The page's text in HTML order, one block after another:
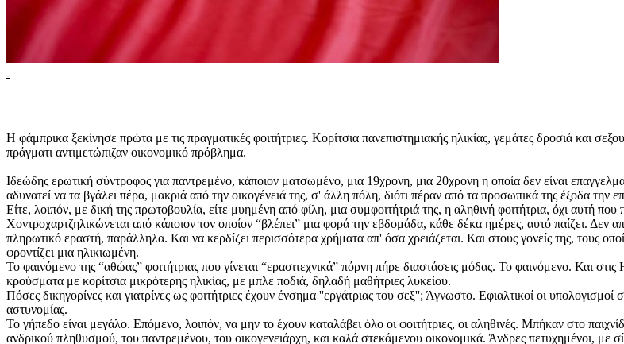
Η φάμπρικα ξεκίνησε πρώτα με τις πραγματικές φοιτήτριες. Κορίτσια πανεπιστημιακής ηλικίας, γεμάτες δροσιά και
πράγματι αντιμετώπιζαν οικονομικό πρόβλημα.
Ιδεώδης ερωτική σύντροφος για παντρεμένο, κάποιον ματσωμένο, μια 19χρονη, μια 20χρονη η οποία δεν είναι
αδυνατεί να τα βγάλει πέρα, μακριά από την οικογένειά της, σ' άλλη πόλη, διότι πέραν από τα προσωπικά της έξοδα την
Είτε, λοιπόν, με δική της πρωτοβουλία, είτε μυημένη από φίλη, μια συμφοιτήτριά της, η αληθινή φοιτήτρια, όχι αυτή
Χοντροχαρτζηλικώνεται από κάποιον τον οποίον “βλέπει” μια φορά την εβδομάδα, κάθε δέκα ημέρες, αυτό παίζει. Δεν
πληρωτικό εραστή, παράλληλα. Και να κερδίζει περισσότερα χρήματα απ' όσα χρειάζεται. Και στους γονείς της, τους
φροντίζει μια ηλικιωμένη.
Το φαινόμενο της “αθώας” φοιτήτριας που γίνεται “ερασιτεχνικά” πόρνη πήρε διαστάσεις μόδας. Το φαινόμενο. Και
κρούσματα με κορίτσια μικρότερης ηλικίας, με μπλε ποδιά, δηλαδή μαθήτριες λυκείου.
Πόσες δικηγορίνες και γιατρίνες ως φοιτήτριες έχουν ένσημα ''εργάτριας του σεξ''; Άγνωστο. Εφιαλτικοί οι
αστυνομίας.
Το γήπεδο είναι μεγάλο. Επόμενο, λοιπόν, να μην το έχουν καταλάβει όλο οι φοιτήτριες, οι αληθινές. Μπήκαν στο
ανδρικού πληθυσμού, του παντρεμένου, του οικογενειάρχη, και καλά στεκάμενου οικονομικά. Άνδρες πετυχημένοι,